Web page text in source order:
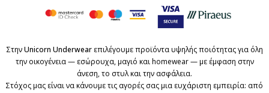
ΣτηνUnicorn Underwearεπιλέγουμε προϊόντα υψηλής ποιότητας για όλη
την οικογένεια — εσώρουχα, μαγιό και homewear — με έμφαση στην
άνεση, το στυλ και την ασφάλεια.
Στόχος μας είναι να κάνουμε τις αγορές σας μια ευχάριστη εμπειρία: από